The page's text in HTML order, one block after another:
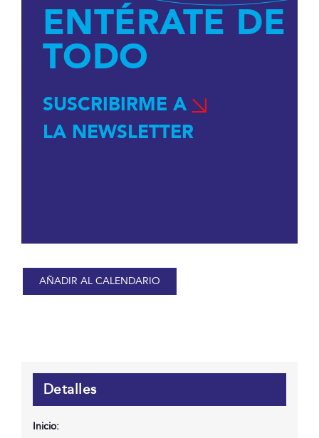
ENTÉRATE DE
TODO
SUSCRIBIRME A
LA NEWSLETTER
AÑADIR AL CALENDARIO
Detalles
Inicio: